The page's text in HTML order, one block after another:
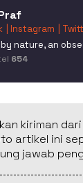
| Instagram
|
nature, an
654
kiriman
artikel ini
jawab